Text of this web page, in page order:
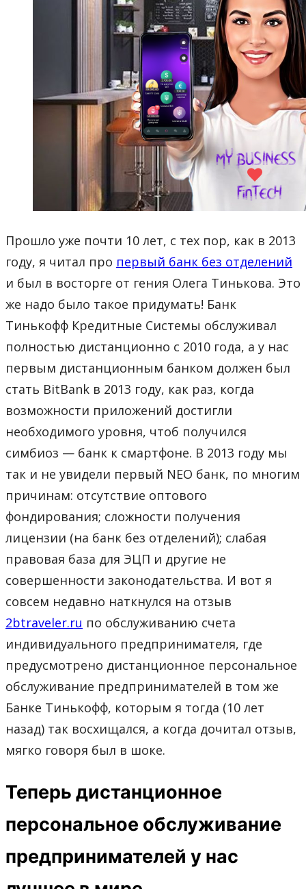
Прошло уже почти 10 лет, с тех пор, как в 2013
году, я читал про первый банк без отделений
и был в восторге от гения Олега Тинькова. Это
же надо было такое придумать! Банк
Тинькофф Кредитные Системы обслуживал
полностью дистанционно с 2010 года, а у нас
первым дистанционным банком должен был
стать BitBank в 2013 году, как раз, когда
возможности приложений достигли
необходимого уровня, чтоб получился
симбиоз — банк к смартфоне. В 2013 году мы
так и не увидели первый NEO банк, по многим
причинам: отсутствие оптового
фондирования; сложности получения
лицензии (на банк без отделений); слабая
правовая база для ЭЦП и другие не
совершенности законодательства. И вот я
совсем недавно наткнулся на отзыв
2btraveler.ru по обслуживанию счета
индивидуального предпринимателя, где
предусмотрено дистанционное персональное
обслуживание предпринимателей в том же
Банке Тинькофф, которым я тогда (10 лет
назад) так восхищался, а когда дочитал отзыв,
мягко говоря был в шоке.
Теперь дистанционное
персональное обслуживание
предпринимателей у нас